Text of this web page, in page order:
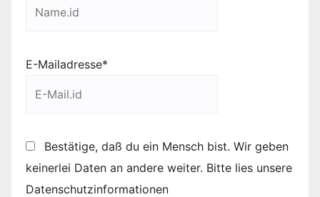
E-Mailadresse*
Bestätige, daß du ein Mensch bist. Wir geben
keinerlei Daten an andere weiter. Bitte lies unsere
Datenschutzinformationen